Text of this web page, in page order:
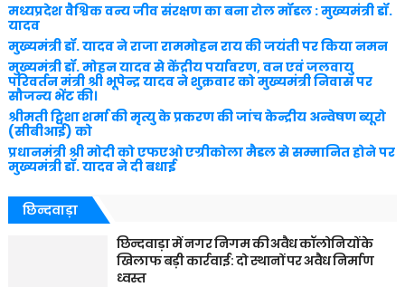
मध्यप्रदेश वैश्विक वन्य जीव संरक्षण का बना रोल मॉडल : मुख्यमंत्री डॉ.
यादव
मुख्यमंत्री डॉ. यादव ने राजा राममोहन राय की जयंती पर किया नमन
मुख्यमंत्री डॉ. मोहन यादव से केंद्रीय पर्यावरण, वन एवं जलवायु
परिवर्तन मंत्री श्री भूपेन्द्र यादव ने शुक्रवार को मुख्यमंत्री निवास पर
सौजन्य भेंट की।
श्रीमती ट्विशा शर्मा की मृत्यु के प्रकरण की जांच केन्द्रीय अन्वेषण ब्यूरो
(सीबीआई) को
प्रधानमंत्री श्री मोदी को एफएओ एग्रीकोला मैडल से सम्मानित होने पर
मुख्यमंत्री डॉ. यादव ने दी बधाई
छिन्दवाड़ा
छिन्दवाड़ा में नगर निगम की अवैध कॉलोनियों के
खिलाफ बड़ी कार्रवाई: दो स्थानों पर अवैध निर्माण
ध्वस्त